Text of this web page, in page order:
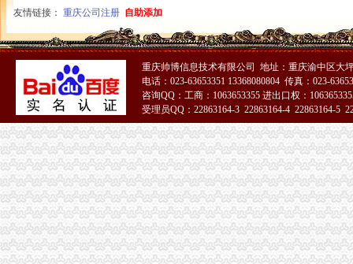
重庆百货大楼股份有限公司对外投资公告
[关联交易]重庆百货：2013年度日常关联交易预计公告-[中财网]
渝中区大坪正街四室两厅豪华大套房_重庆渝中区大坪短租房_游天下
常熟渝中区快递员招聘_虞山人才网
重庆百货：2010年度第三次临时股东大会会议资料_证券之星
重庆枫诚信息技术有限公司招聘_重庆枫诚信息技术有限公司新招聘_
大信国际物流（上海）有限公司重庆分公司-大信国际物流（上海）有
渝中区增高鞋加盟渝中区增高鞋加盟店渝中区加盟增高鞋店-渝中区
鹿泉公司注册服务批发|价格|厂家_顺企网
重庆百货大楼股份有限公司关於预计2015年日常关联交易公告
重庆渝中区肖杰律师-中顾法律网
重庆太实业（集团）股份有限公司对外投资暨关联交易公告_财经_
[股东会]重庆百货：2010年度第三次临时股东大会会议资料-[中财网]
成都西南交大工程建设咨询监理有限责任公司重庆分公司-主页
【东莞货运代理|东莞货运代理公司】-广州58同城
2016年版重庆市渝中区招商引资项目策划咨询报告-中商产业研究院-中
友情链接： 重庆公司注册 自助添加
重庆帅博信息技术有限公司 地址：重庆渝中区大
电话：023-63653351 13368080804 传真：023-
咨询QQ：工商：1063653355 进出口权：
受理员QQ：22863164-3 22863164-4 22863164-5
51La